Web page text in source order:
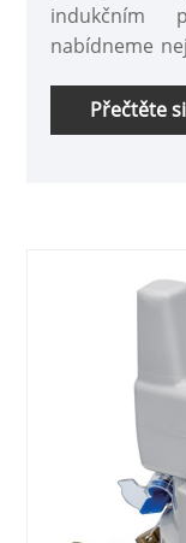
indukčním
nabídneme
Přečtěte